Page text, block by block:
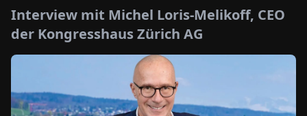
PAPER
Interview mit Michel Loris-Melikoff, CEO
der Kongresshaus Zürich AG